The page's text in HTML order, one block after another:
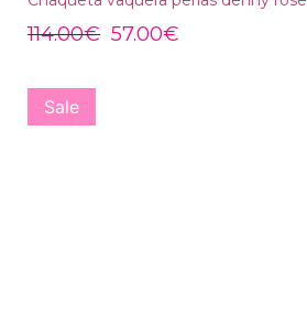
114.00€ 57.00€
Sale